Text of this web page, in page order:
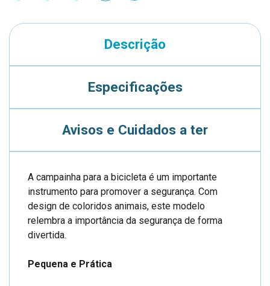
Descrição
Especificações
Avisos e Cuidados a ter
A campainha para a bicicleta é um importante
instrumento para promover a segurança. Com
design de coloridos animais, este modelo
relembra a importância da segurança de forma
divertida.
Pequena e Prática